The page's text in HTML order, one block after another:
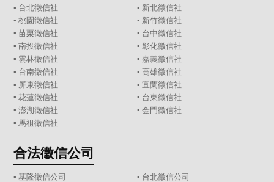
▪ 台北徵信社 ▪ 新北徵信社
▪桃園徵信社 ▪ 新竹徵信社
▪苗栗徵信社 ▪ 台中徵信社
▪南投徵信社 ▪ 彰化徵信社
▪ 雲林徵信社 ▪ 嘉義徵信社
▪ 台南徵信社 ▪ 高雄徵信社
▪ 屏東徵信社 ▪ 宜蘭徵信社
▪花蓮徵信社 ▪ 台東徵信社
▪澎湖徵信社 ▪ 金門徵信社
▪ 馬祖徵信社
合法徵信公司
▪基隆徵信公司 ▪ 台北徵信公司